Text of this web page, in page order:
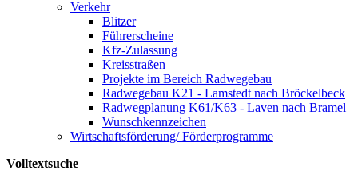
Verkehr
Blitzer
Führerscheine
Kfz-Zulassung
Kreisstraßen
Projekte im Bereich Radwegebau
Radwegebau K21 - Lamstedt nach Bröckelbeck
Radwegplanung K61/K63 - Laven nach Bramel
Wunschkennzeichen
Wirtschaftsförderung/ Förderprogramme
Volltextsuche